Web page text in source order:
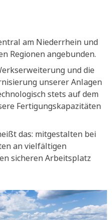
am Niederrhein und
Regionen angebunden.
und die
unserer Anlagen
stets auf dem
Fertigungskapazitäten
das: mitgestalten bei
an vielfältigen
sicheren Arbeitsplatz